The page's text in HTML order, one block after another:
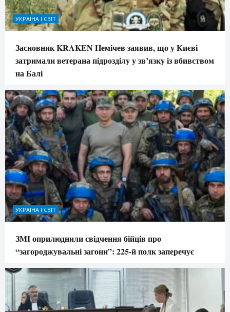
УКРАЇНА І СВІТ
Засновник KRAKEN Немічев заявив, що у Києві
затримали ветерана підрозділу у зв’язку із вбивством
на Балі
УКРАЇНА І СВІТ
ЗМІ оприлюднили свідчення бійців про
“загороджувальні загони”: 225-й полк заперечує